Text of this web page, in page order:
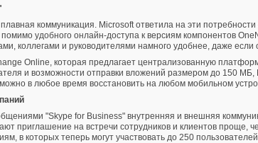
коммуникация. Microsoft ответила на эти
удобного онлайн-доступа к версиям компонентов
коллегами и руководителями намного удобнее, даже
Online, которая предлагает централизованную
и возможности отправки вложений размером до 150
в любое время восстановить на любом мобильном
"Skype for Business" внутренняя и внешняя
приглашение на встречи сотрудников и клиентов проще,
в которых теперь могут участвовать до 250